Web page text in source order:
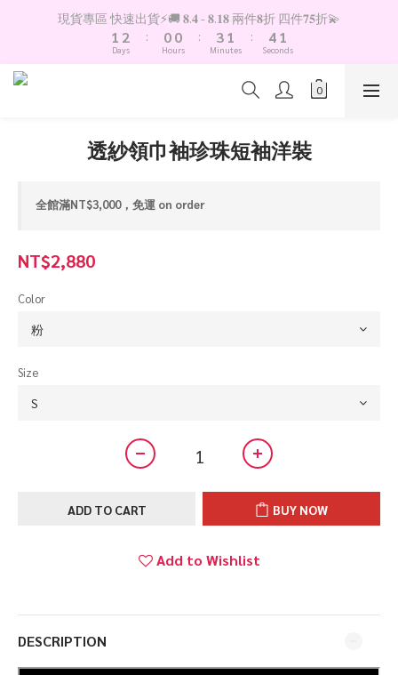
現貨專區 快速出貨⚡️🚚 𝟖.𝟒 - 𝟖.𝟏𝟖 兩件𝟖折 四件𝟕𝟓折💫
2
1
0
3
2
1
Days
:
1
0
1
0
Hours
:
4
3
2
2
1
0
Minutes
:
5
4
3
1
2
1
0
Seconds
透紗領巾袖珍珠短袖洋裝
全館滿NT$3,000，免運 on order
NT$2,880
Color
Size
ADD TO CART BUY NOW
Add to Wishlist
DESCRIPTION